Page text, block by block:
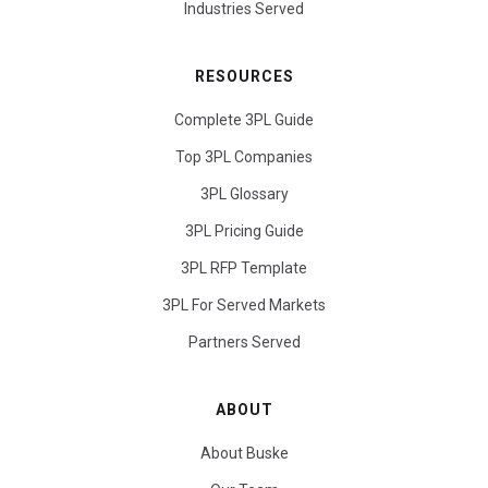
Industries Served
RESOURCES
Complete 3PL Guide
Top 3PL Companies
3PL Glossary
3PL Pricing Guide
3PL RFP Template
3PL For Served Markets
Partners Served
ABOUT
About Buske